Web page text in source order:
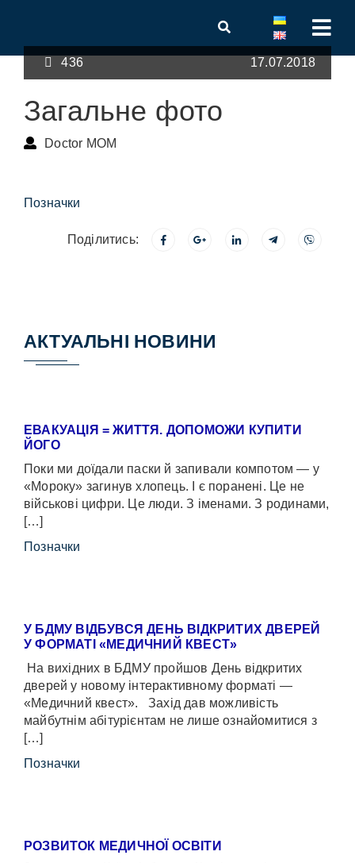
436 17.07.2018
Загальне фото
Doctor MOM
Позначки
Поділитись:
АКТУАЛЬНІ НОВИНИ
ЕВАКУАЦІЯ = ЖИТТЯ. ДОПОМОЖИ КУПИТИ
ЙОГО
Поки ми доїдали паски й запивали компотом — у
«Мороку» загинув хлопець. І є поранені. Це не
військові цифри. Це люди. З іменами. З родинами,
[…]
Позначки
У БДМУ ВІДБУВСЯ ДЕНЬ ВІДКРИТИХ ДВЕРЕЙ
У ФОРМАТІ «МЕДИЧНИЙ КВЕСТ»
На вихідних в БДМУ пройшов День відкритих
дверей у новому інтерактивному форматі —
«Медичний квест». Захід дав можливість
майбутнім абітурієнтам не лише ознайомитися з
[…]
Позначки
РОЗВИТОК МЕДИЧНОЇ ОСВІТИ